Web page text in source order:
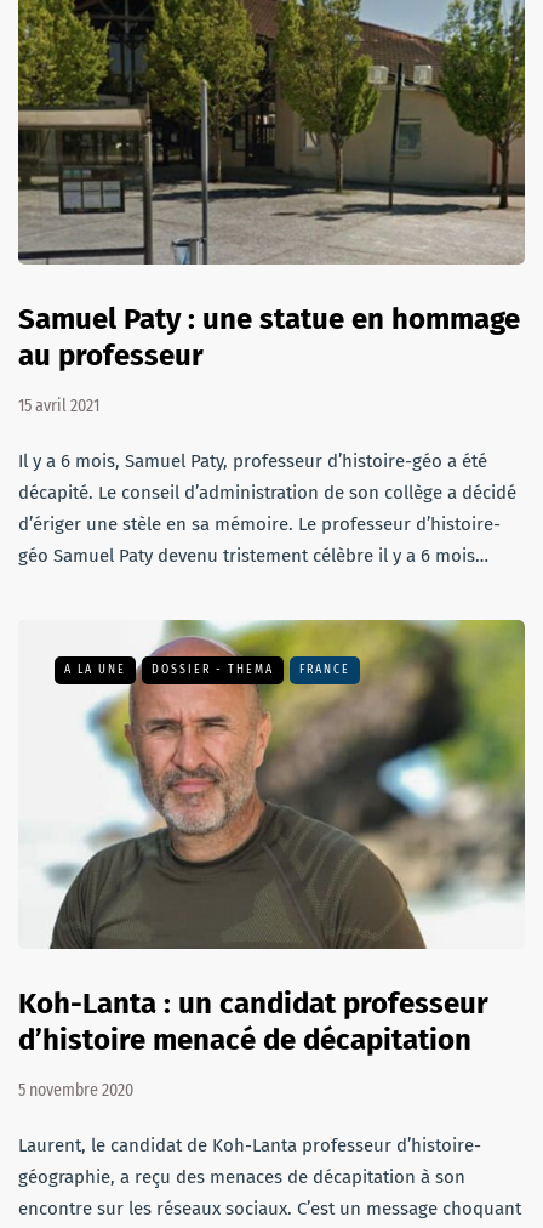
Samuel Paty : une statue en hommage
au professeur
15 avril 2021
Il y a 6 mois, Samuel Paty, professeur d’histoire-géo a été
décapité. Le conseil d’administration de son collège a décidé
d’ériger une stèle en sa mémoire. Le professeur d’histoire-
géo Samuel Paty devenu tristement célèbre il y a 6 mois…
A LA UNE DOSSIER - THEMA FRANCE
Koh-Lanta : un candidat professeur
d’histoire menacé de décapitation
5 novembre 2020
Laurent, le candidat de Koh-Lanta professeur d’histoire-
géographie, a reçu des menaces de décapitation à son
encontre sur les réseaux sociaux. C’est un message choquant